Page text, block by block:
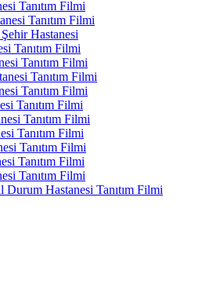
Tanıtım Filmi
Tanıtım Filmi
Hastanesi
Tanıtım Filmi
Tanıtım Filmi
Tanıtım Filmi
Tanıtım Filmi
Tanıtım Filmi
Tanıtım Filmi
Tanıtım Filmi
Tanıtım Filmi
Tanıtım Filmi
Tanıtım Filmi
Hastanesi Tanıtım Filmi